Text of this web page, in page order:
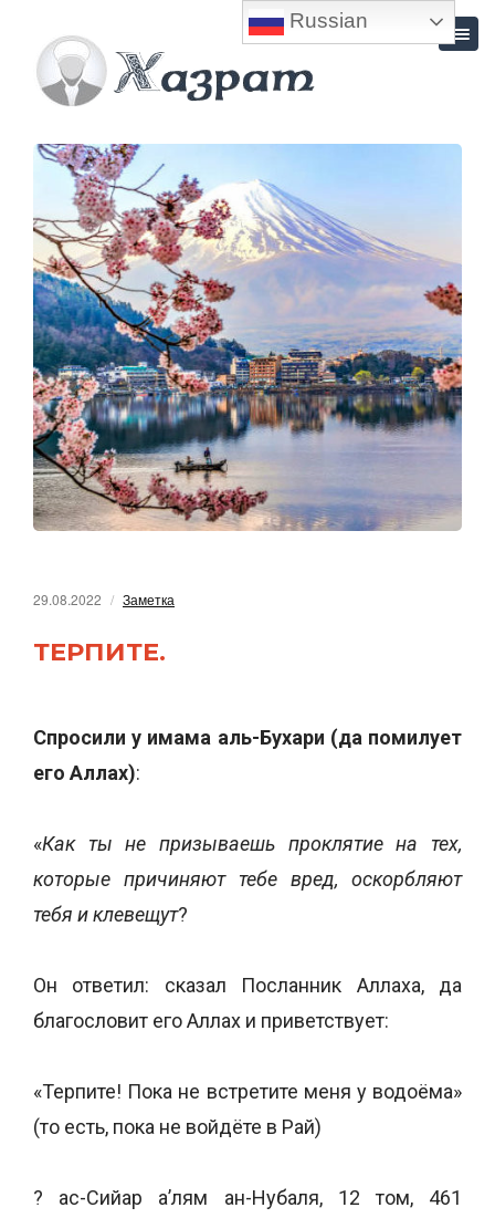
29.08.2022 Заметка
ТЕРПИТЕ.
Спросили у имама аль-Бухари (да помилует
его Аллах):
«Как ты не призываешь проклятие на тех,
которые причиняют тебе вред, оскорбляют
тебя и клевещут?
Он ответил: сказал Посланник Аллаха, да
благословит его Аллах и приветствует:
«Терпите! Пока не встретите меня у водоёма»
(то есть, пока не войдёте в Рай)
? ас-Сийар а’лям ан-Нубаля, 12 том, 461
Russian